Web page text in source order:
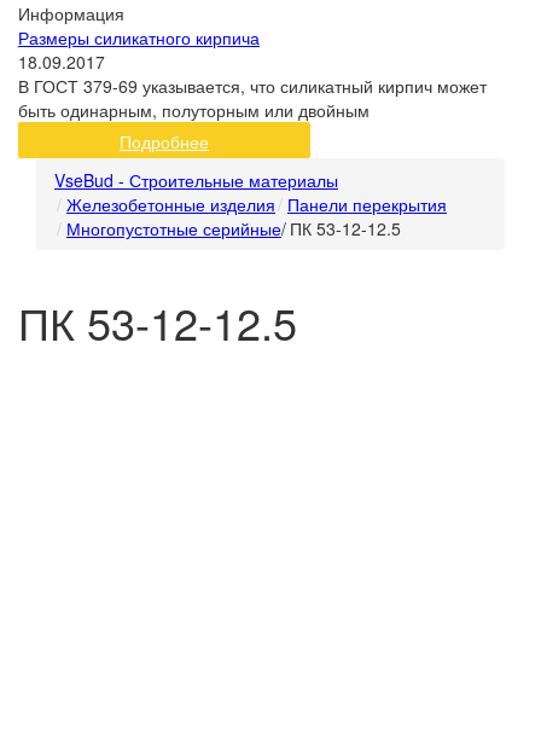
Информация
Размеры силикатного кирпича
18.09.2017
В ГОСТ 379-69 указывается, что силикатный кирпич может
быть одинарным, полуторным или двойным
Подробнее
VseBud - Строительные материалы
Железобетонные изделия Панели перекрытия
Многопустотные серийные/ ПК 53-12-12.5
ПК 53-12-12.5